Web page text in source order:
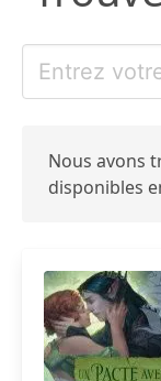
Nous avons
disponibles